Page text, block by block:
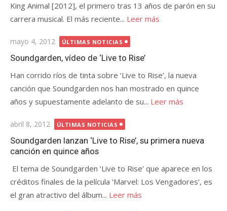
King Animal [2012], el primero tras 13 años de parón en su
carrera musical. El más reciente... Leer más
Publicada
el
mayo 4, 2012 ÚLTIMAS NOTICIAS
Soundgarden, vídeo de ‘Live to Rise’
Han corrido ríos de tinta sobre ‘Live to Rise’, la nueva
canción que Soundgarden nos han mostrado en quince
años y supuestamente adelanto de su... Leer más
Publicada
el
abril 8, 2012 ÚLTIMAS NOTICIAS
Soundgarden lanzan ‘Live to Rise’, su primera nueva
canción en quince años
El tema de Soundgarden ‘Live to Rise’ que aparece en los
créditos finales de la película ‘Marvel: Los Vengadores’, es
el gran atractivo del álbum... Leer más